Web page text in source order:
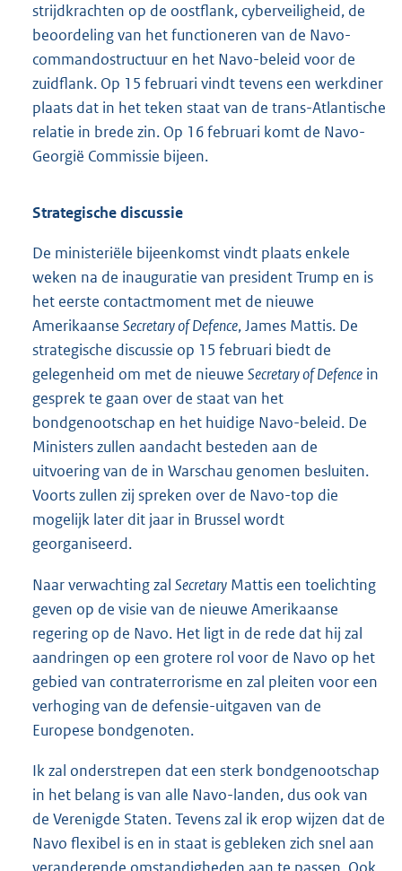
strijdkrachten op de oostflank, cyberveiligheid, de
beoordeling van het functioneren van de Navo-
commandostructuur en het Navo-beleid voor de
zuidflank. Op 15 februari vindt tevens een werkdiner
plaats dat in het teken staat van de trans-Atlantische
relatie in brede zin. Op 16 februari komt de Navo-
Georgië Commissie bijeen.
Strategische discussie
De ministeriële bijeenkomst vindt plaats enkele
weken na de inauguratie van president Trump en is
het eerste contactmoment met de nieuwe
Amerikaanse Secretary of Defence, James Mattis. De
strategische discussie op 15 februari biedt de
gelegenheid om met de nieuwe Secretary of Defence in
gesprek te gaan over de staat van het
bondgenootschap en het huidige Navo-beleid. De
Ministers zullen aandacht besteden aan de
uitvoering van de in Warschau genomen besluiten.
Voorts zullen zij spreken over de Navo-top die
mogelijk later dit jaar in Brussel wordt
georganiseerd.
Naar verwachting zal Secretary Mattis een toelichting
geven op de visie van de nieuwe Amerikaanse
regering op de Navo. Het ligt in de rede dat hij zal
aandringen op een grotere rol voor de Navo op het
gebied van contraterrorisme en zal pleiten voor een
verhoging van de defensie-uitgaven van de
Europese bondgenoten.
Ik zal onderstrepen dat een sterk bondgenootschap
in het belang is van alle Navo-landen, dus ook van
de Verenigde Staten. Tevens zal ik erop wijzen dat de
Navo flexibel is en in staat is gebleken zich snel aan
veranderende omstandigheden aan te passen. Ook